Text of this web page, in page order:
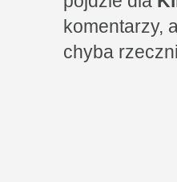
komentarzy,
chyba